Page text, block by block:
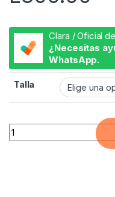
Clara / Oficial
¿Necesitas
WhatsApp.
Talla
Brazaletes Corazón